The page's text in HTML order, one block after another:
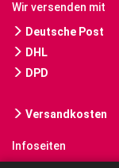
Wir versenden mit
Deutsche Post
DHL
DPD
Versandkosten
Infoseiten